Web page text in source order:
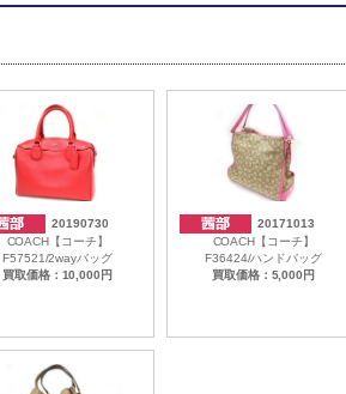
20190730
COACH【コーチ】
F57521/2wayバッグ
買取価格：10,000円
20171013
COACH【コーチ】
F36424/ハンドバッグ
買取価格：5,000円